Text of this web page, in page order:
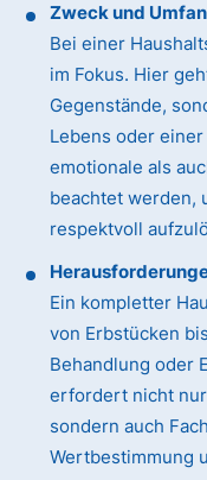
Zweck und
Bei einer
im Fokus. Hier
Gegenstände,
Lebens oder
emotionale als
beachtet werden,
respektvoll
Ein kompletter
von Erbstücken
Behandlung oder
erfordert nicht
sondern auch
Wertbestimmung